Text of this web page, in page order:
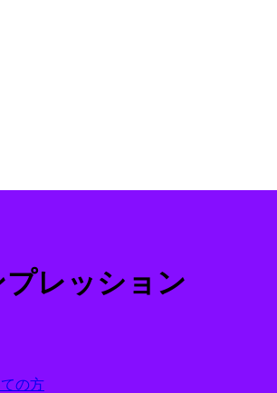
プレッション
の方